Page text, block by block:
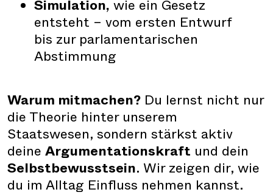
Simulation, wie ein Gesetz
entsteht – vom ersten Entwurf
bis zur parlamentarischen
Abstimmung
Warum mitmachen? Du lernst nicht nur
die Theorie hinter unserem
Staatswesen, sondern stärkst aktiv
deine Argumentationskraft und dein
Selbstbewusstsein. Wir zeigen dir, wie
du im Alltag Einfluss nehmen kannst.